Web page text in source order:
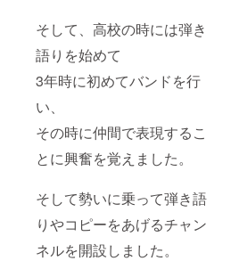
そして、高校の時には弾き
語りを始めて
3年時に初めてバンドを行
い、
その時に仲間で表現するこ
とに興奮を覚えました。
そして勢いに乗って弾き語
りやコピーをあげるチャン
ネルを開設しました。